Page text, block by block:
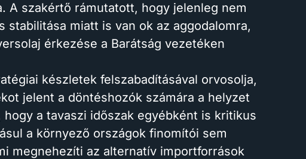
A szakértő rámutatott, hogy jelenleg nem
stabilitása miatt is van ok az aggodalomra,
érkezése a Barátság vezetéken
készletek felszabadításával orvosolja,
jelent a döntéshozók számára a helyzet
a tavaszi időszak egyébként is kritikus
a környező országok finomítói sem
megnehezíti az alternatív importforrások